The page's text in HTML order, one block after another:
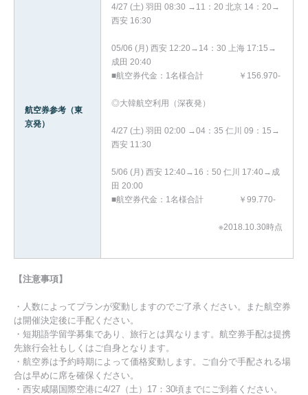
航空券参考（東
京発）
4/27 (土) 羽田 08:30 →11：20 北京 14：20→
西安 16:30
05/06 (月) 西安 12:20→14：30 上海 17:15→
成田 20:40
■航空券代金：1名様合計 ￥156.970-
◎大韓航空利用（深夜発）
4/27 (土) 羽田 02:00 →04：35 仁川 09：15→
西安 11:30
5/06 (月) 西安 12:40→16：50 仁川 17:40→成
田 20:00
■航空券代金：1名様合計 ￥99.770-
※2018.10.30時点
【注意事項】
・人数によってプランが変動しますのでご了承ください。また航空券
は開催決定後に手配ください。
・短期語学留学募集であり、旅行とは異なります。航空券手配は提携
先旅行会社もしくはご自身となります。
・航空券は予約時期によって価格変動します。ご自分で手配される場
合は早めに席を確保ください。
・西安咸陽国際空港に4/27（土）17：30頃までにご到着ください。